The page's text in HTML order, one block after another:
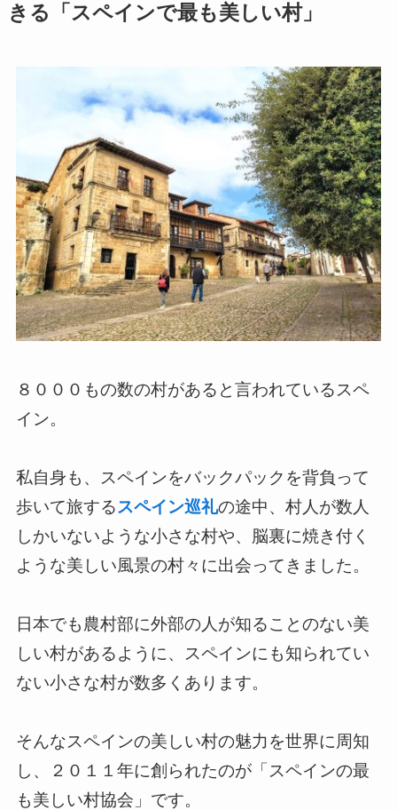
きる「スペインで最も美しい村」
８０００もの数の村があると言われているスペ
イン。
私自身も、スペインをバックパックを背負って
歩いて旅するスペイン巡礼の途中、村人が数人
しかいないような小さな村や、脳裏に焼き付く
ような美しい風景の村々に出会ってきました。
日本でも農村部に外部の人が知ることのない美
しい村があるように、スペインにも知られてい
ない小さな村が数多くあります。
そんなスペインの美しい村の魅力を世界に周知
し、２０１１年に創られたのが「スペインの最
も美しい村協会」です。